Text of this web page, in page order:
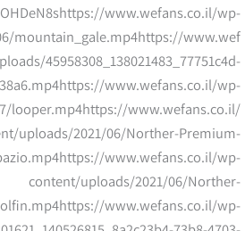
www.wefans.co.il/wp-
mountain_gale.mp4https://www.wef
45958308_138021483_77751c4d-
www.wefans.co.il/wp-
looper.mp4https://www.wefans.co.il/
uploads/2021/06/Norther-Premium-
www.wefans.co.il/wp-
content/uploads/2021/06/Norther-
www.wefans.co.il/wp-